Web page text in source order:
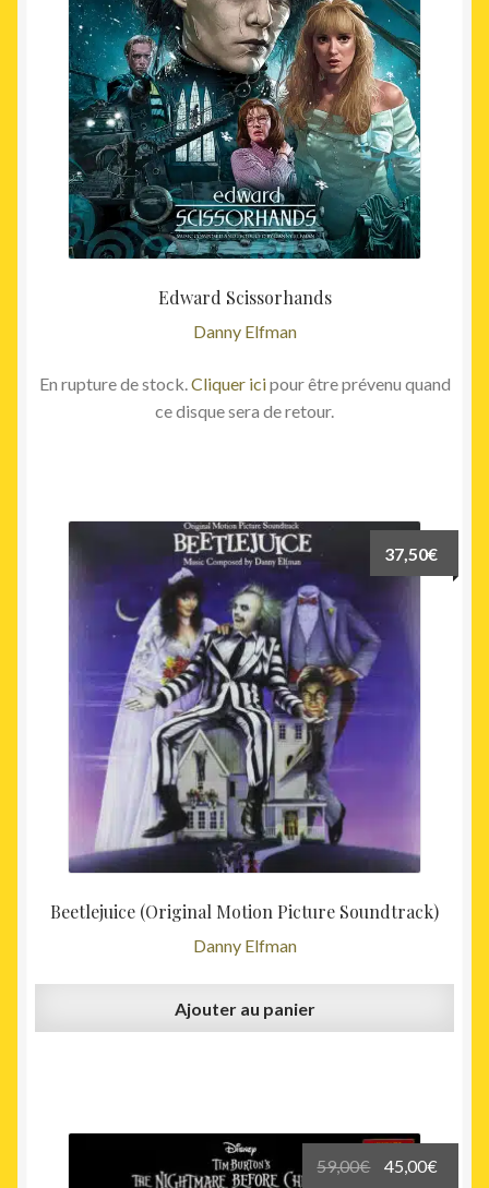
Edward Scissorhands
Danny Elfman
En rupture de stock. Cliquer icipour être prévenu quand
ce disque sera de retour.
Beetlejuice (Original Motion Picture Soundtrack)
Danny Elfman
37,50€
Ajouter au panier
59,00€
Le
45,00€